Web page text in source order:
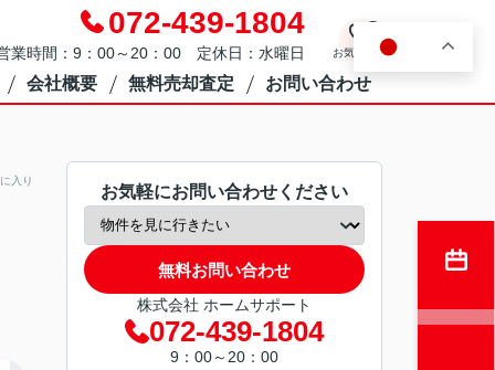
072-439-1804
業時間：9：00～20：00 定休日：水曜日 お気に入り
会社概要 無料売却査定 お問い合わせ
入り
お気軽にお問い合わせください
無料お問い合わせ
株式会社 ホームサポート
072-439-1804
9：00～20：00